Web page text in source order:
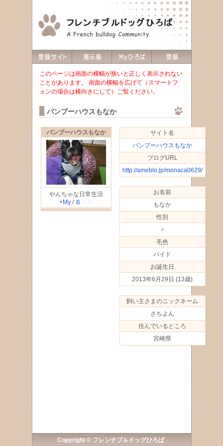
このページは画面の横幅が狭いと正しく表示されない
ことがあります。 画面の横幅を広げて（スマートフ
ォンの場合は横向きにして）ご覧ください。
バンブーハウスもなか
バンブーハウスもなか
やんちゃな日常生活
+My/ Ｂ ＩＨ
サイト名
バンブーハウスもなか
ブログURL
http://ameblo.jp/monaca0629/
お名前
もなか
性別
♂
毛色
パイド
お誕生日
2013年6月29日 (13歳)
飼い主さまのニックネーム
さちよん
住んでいるところ
宮崎県
Copyright © フレンチブルドッグひろば